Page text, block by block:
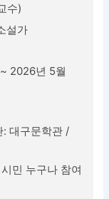
수)
설가
2026년 5월
: 대구문학관 /
민 누구나 참여